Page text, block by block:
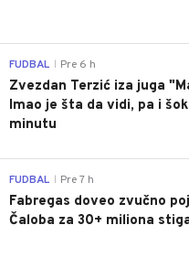
FUDBAL Pre 6 h
Zvezdan Terzić iza juga
Imao je šta da vidi, pa i
minutu
FUDBAL Pre 7 h
Fabregas doveo zvučno
Čaloba za 30+ miliona